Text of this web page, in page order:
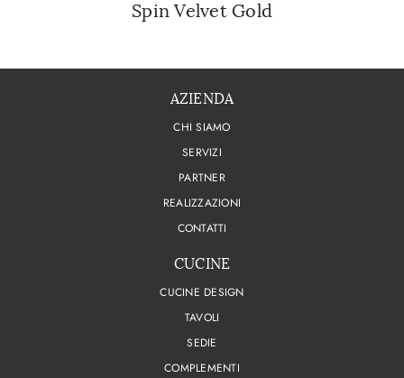
Spin Velvet Gold
AZIENDA
CHI SIAMO
SERVIZI
PARTNER
REALIZZAZIONI
CONTATTI
CUCINE
CUCINE DESIGN
TAVOLI
SEDIE
COMPLEMENTI